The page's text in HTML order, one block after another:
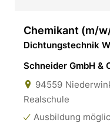
Chemikant (m/
Dichtungstechnik
Schneider GmbH &
94559
Realschule
Ausbildung